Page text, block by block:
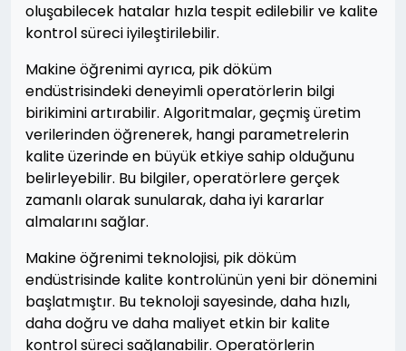
oluşabilecek hatalar hızla tespit edilebilir ve kalite
kontrol süreci iyileştirilebilir.
Makine öğrenimi ayrıca, pik döküm
endüstrisindeki deneyimli operatörlerin bilgi
birikimini artırabilir. Algoritmalar, geçmiş üretim
verilerinden öğrenerek, hangi parametrelerin
kalite üzerinde en büyük etkiye sahip olduğunu
belirleyebilir. Bu bilgiler, operatörlere gerçek
zamanlı olarak sunularak, daha iyi kararlar
almalarını sağlar.
Makine öğrenimi teknolojisi, pik döküm
endüstrisinde kalite kontrolünün yeni bir dönemini
başlatmıştır. Bu teknoloji sayesinde, daha hızlı,
daha doğru ve daha maliyet etkin bir kalite
kontrol süreci sağlanabilir. Operatörlerin